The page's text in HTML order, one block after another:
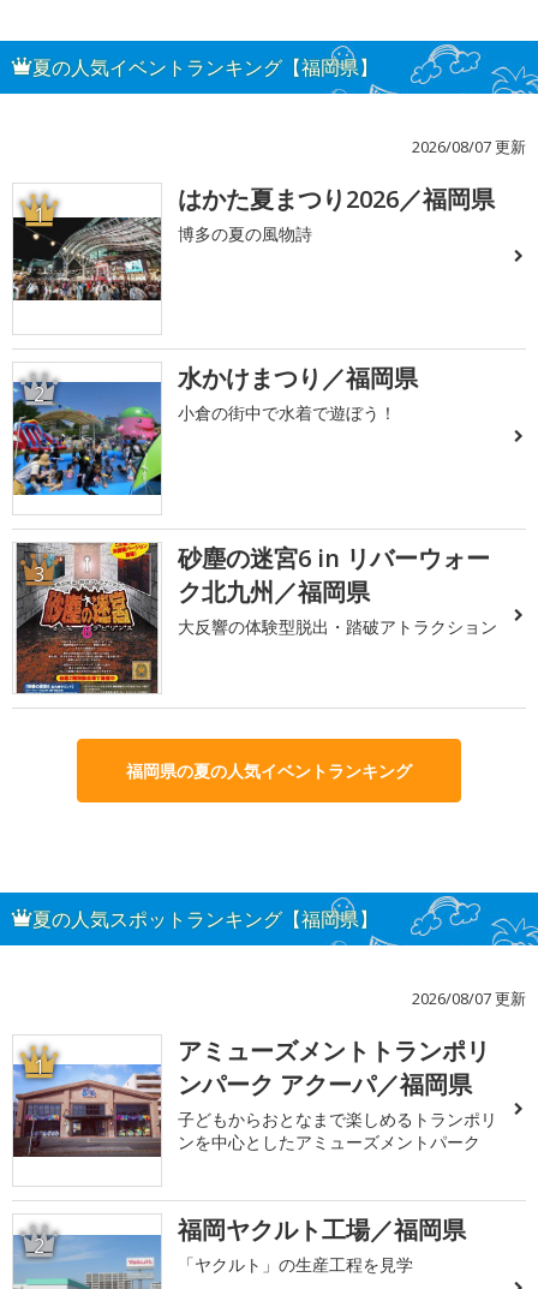
夏の人気イベントランキング【福岡県】
2026/08/07 更新
1 はかた夏まつり2026／福岡県
博多の夏の風物詩
2 水かけまつり／福岡県
小倉の街中で水着で遊ぼう！
3
砂塵の迷宮6 in リバーウォー
ク北九州／福岡県
大反響の体験型脱出・踏破アトラクション
福岡県の夏の人気イベントランキング
夏の人気スポットランキング【福岡県】
2026/08/07 更新
1
アミューズメントトランポリ
ンパーク アクーパ／福岡県
子どもからおとなまで楽しめるトランポリ
ンを中心としたアミューズメントパーク
2 福岡ヤクルト工場／福岡県
「ヤクルト」の生産工程を見学